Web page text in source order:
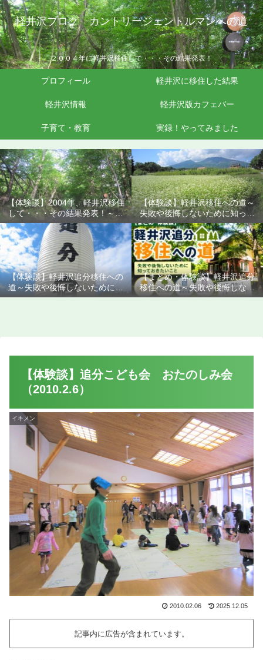
軽井沢ブログ カントリージェントルマンへの道
２００４年に軽井沢移住して・・・その結果発表！
プロフィール 軽井沢に移住した結果
軽井沢情報 軽井沢版カフェバー
子育て・教育 実録！やってみました
【体験談】2004年、軽井沢移住
して・・・その結果発表！～失
敗や後悔しないために知ってお
きたいこと
【体験談】軽井沢移住への道～
失敗や後悔しないために知って
おきたいこと
【体験談】軽井沢追分移住への
道～失敗や後悔しないために知
っておきたいこと
【まとめ・体験談】軽井沢追分
移住への道～失敗や後悔しない
ために知っておきたいこと
【体験談】追分こども会 おたのしみ会
（2010.2.6）
イキメン
2010.02.06 2025.12.05
記事内に広告が含まれています。